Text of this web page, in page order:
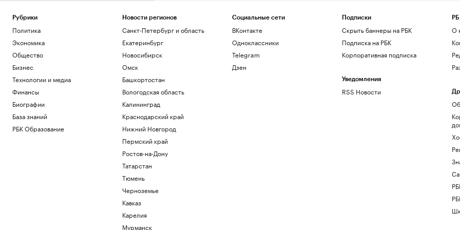
Рубрики
Политика
Экономика
Общество
Бизнес
Технологии и медиа
Финансы
Биографии
База знаний
РБК Образование
Новости регионов
Санкт-Петербург и область
Екатеринбург
Новосибирск
Омск
Башкортостан
Вологодская область
Калининград
Краснодарский край
Нижний Новгород
Пермский край
Ростов-на-Дону
Татарстан
Тюмень
Черноземье
Кавказ
Карелия
Мурманск
Социальные сети
ВКонтакте
Одноклассники
Telegram
Дзен
Подписки
Скрыть баннеры на РБК
Подписка на РБК
Корпоративная подписка
Уведомления
RSS Новости
О